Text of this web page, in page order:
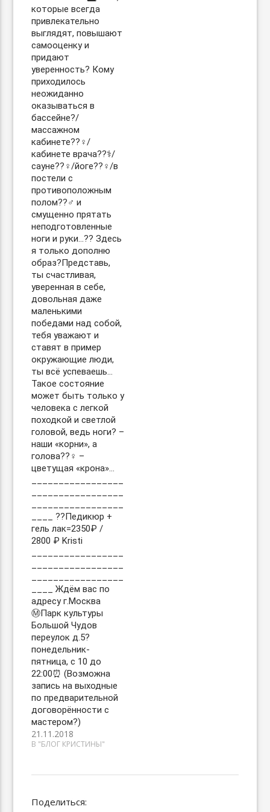
которые всегда
привлекательно
выглядят, повышают
самооценку и
придают
уверенность? Кому
приходилось
неожиданно
оказываться в
бассейне?/
массажном
кабинете??‍♀️/
кабинете врача??‍⚕️/
сауне??‍♀️/йоге??‍♀️/в
постели с
противоположным
полом??‍♂️ и
смущенно прятать
неподготовленные
ноги и руки…?? Здесь
я только дополню
образ?Представь,
ты счастливая,
уверенная в себе,
довольная даже
маленькими
победами над собой,
тебя уважают и
ставят в пример
окружающие люди,
ты всё успеваешь…
Такое состояние
может быть только у
человека с легкой
походкой и светлой
головой, ведь ноги? –
наши «корни», а
голова??‍♀️ –
цветущая «крона»…
____ ??Педикюр +
гель лак=2350₽ /
2800 ₽ Kristi
____ Ждём вас по
адресу г.Москва
Ⓜ️Парк культуры
Большой Чудов
переулок д.5?
понедельник-
пятница, с 10 до
22:00⏰ (Возможна
запись на выходные
по предварительной
договорённости с
мастером?)
21.11.2018
В "БЛОГ КРИСТИНЫ"
Поделиться: